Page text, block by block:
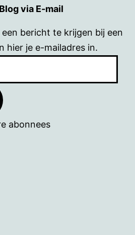
via E-mail
bericht te krijgen bij een
hier je e-mailadres in.
abonnees